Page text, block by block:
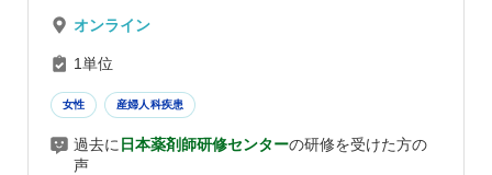
オンライン
1単位
女性 産婦人科疾患
過去に 日本薬剤師研修センターの研修を受けた方の
声